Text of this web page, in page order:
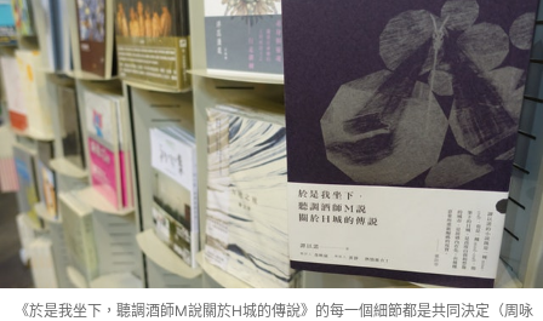
《於是我坐下，聽調酒師M說關於H城的傳說》的每一個細節都是共同決定（周咏